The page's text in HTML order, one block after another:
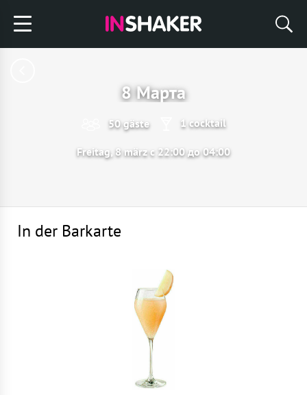
8 Марта
50 gäste 1 cocktail
Freitag, 8 märz с 22:00 до 04:00
In der Barkarte